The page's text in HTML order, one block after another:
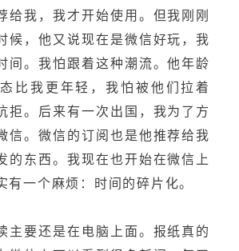
给我，我才开始使用。但我刚刚
候，他又说现在是微信好玩，我
间。我怕跟着这种潮流。他年龄
比我更年轻，我怕被他们拉着
拒。后来有一次出国，我为了方
信。微信的订阅也是他推荐给我
的东西。我现在也开始在微信上
有一个麻烦：时间的碎片化。
主要还是在电脑上面。报纸真的